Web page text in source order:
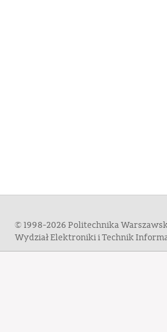
© 1998-2026 Politechnika
Wydział Elektroniki i Technik